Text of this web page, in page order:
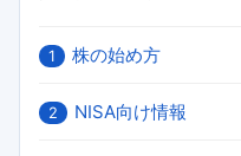
1 株の始め方
2 NISA向け情報